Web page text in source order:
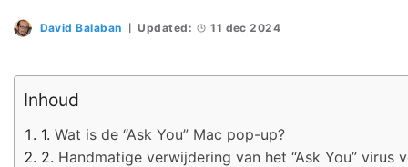
David Balaban Updated: 11 dec 2024
Inhoud
Wat is de “Ask You” Mac pop-up?
Handmatige verwijdering van het “Ask You” virus